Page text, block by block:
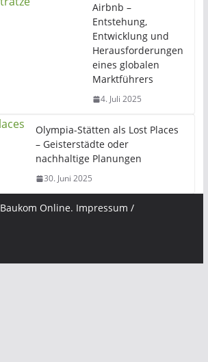
Airbnb –
Entstehung,
Entwicklung und
Herausforderungen
eines globalen
Marktführers
4. Juli 2025
Olympia-Stätten als Lost Places
– Geisterstädte oder
nachhaltige Planungen
30. Juni 2025
Baukom Online. Impressum /